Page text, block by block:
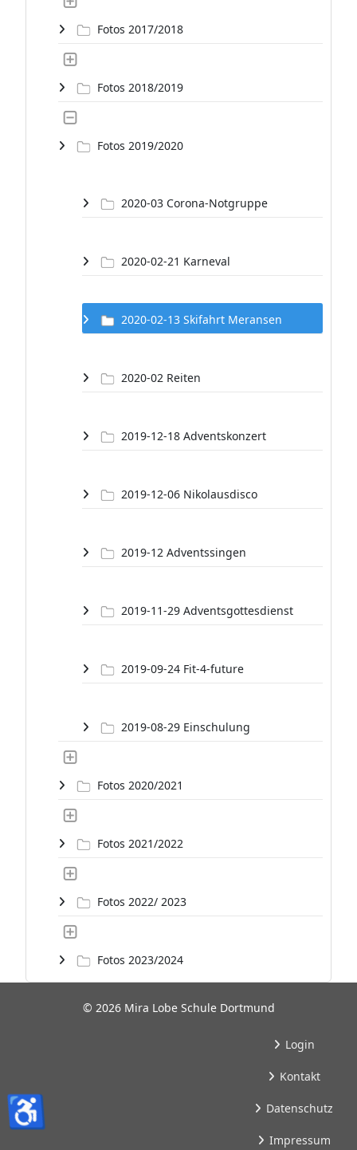
Fotos 2017/2018
Fotos 2018/2019
Fotos 2019/2020
2020-03 Corona-Notgruppe
2020-02-21 Karneval
2020-02-13 Skifahrt Meransen
2020-02 Reiten
2019-12-18 Adventskonzert
2019-12-06 Nikolausdisco
2019-12 Adventssingen
2019-11-29 Adventsgottesdienst
2019-09-24 Fit-4-future
2019-08-29 Einschulung
Fotos 2020/2021
Fotos 2021/2022
Fotos 2022/ 2023
Fotos 2023/2024
© 2026 Mira Lobe Schule Dortmund
Login
Kontakt
Datenschutz
Impressum